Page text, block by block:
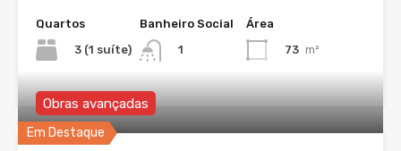
Quartos
3 (1 suíte)
Banheiro Social
1
Área
73 m²
Em Destaque
Obras avançadas